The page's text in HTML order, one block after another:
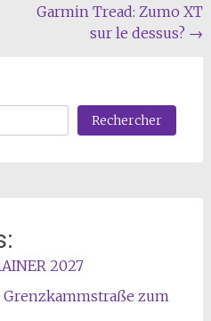
Garmin Tread: Zumo XT
sur le dessus? →
Rechercher
2027
zum